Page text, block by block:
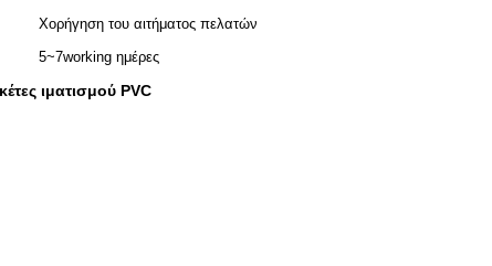
Χορήγηση του αιτήματος πελατών
5~7working ημέρες
ιματισμού PVC